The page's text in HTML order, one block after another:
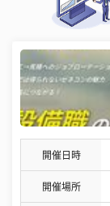
開催日時
開催場所